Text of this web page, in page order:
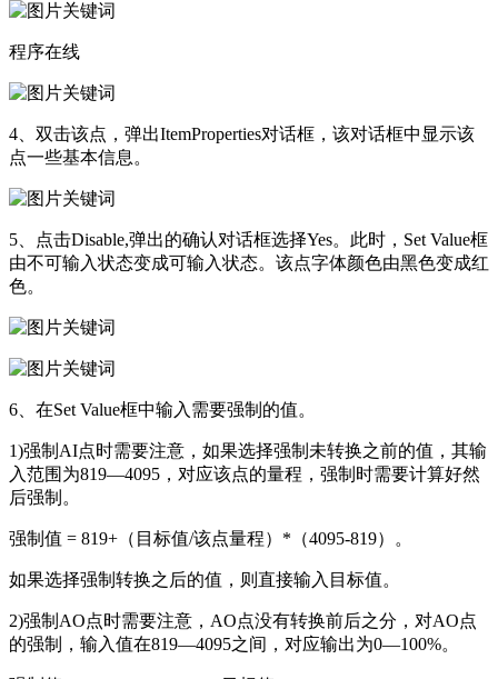
程序在线
4、双击该点，弹出ItemProperties对话框，该对话框中显示该
点一些基本信息。
5、点击Disable,弹出的确认对话框选择Yes。此时，Set Value框
由不可输入状态变成可输入状态。该点字体颜色由黑色变成红
色。
6、在Set Value框中输入需要强制的值。
1)强制AI点时需要注意，如果选择强制未转换之前的值，其输
入范围为819—4095，对应该点的量程，强制时需要计算好然
后强制。
强制值 = 819+（目标值/该点量程）*（4095-819）。
如果选择强制转换之后的值，则直接输入目标值。
2)强制AO点时需要注意，AO点没有转换前后之分，对AO点
的强制，输入值在819—4095之间，对应输出为0—100%。